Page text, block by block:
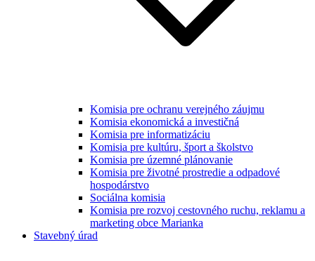
Komisia pre ochranu verejného záujmu
Komisia ekonomická a investičná
Komisia pre informatizáciu
Komisia pre kultúru, šport a školstvo
Komisia pre územné plánovanie
Komisia pre životné prostredie a odpadové
hospodárstvo
Sociálna komisia
Komisia pre rozvoj cestovného ruchu, reklamu a
marketing obce Marianka
Stavebný úrad